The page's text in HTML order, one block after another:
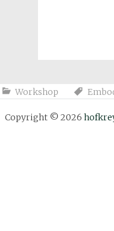
Workshop
Copyright © 2026